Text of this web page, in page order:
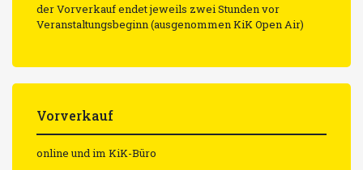
der Vorverkauf endet jeweils zwei Stunden vor
Veranstaltungsbeginn (ausgenommen KiK Open Air)
Vorverkauf
online und im KiK-Büro